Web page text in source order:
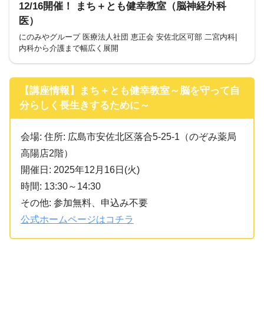
12/16開催！ まち＋とも健幸教室（脳神経外科
医）
にのみやグループ 医療法人社団 恵正会 安佐北区可部 二宮内科|
内科から介護まで幅広く展開
【講座情報】まち＋とも健幸教室～脳を守って自
分らしく長生きするために～
会場: 住所: 広島市安佐北区落合5-25-1（のぞみ薬局
高陽店2階）
開催日: 2025年12月16日(火)
時間: 13:30～14:30
その他: 参加無料、申込み不要
公式ホームページはコチラ